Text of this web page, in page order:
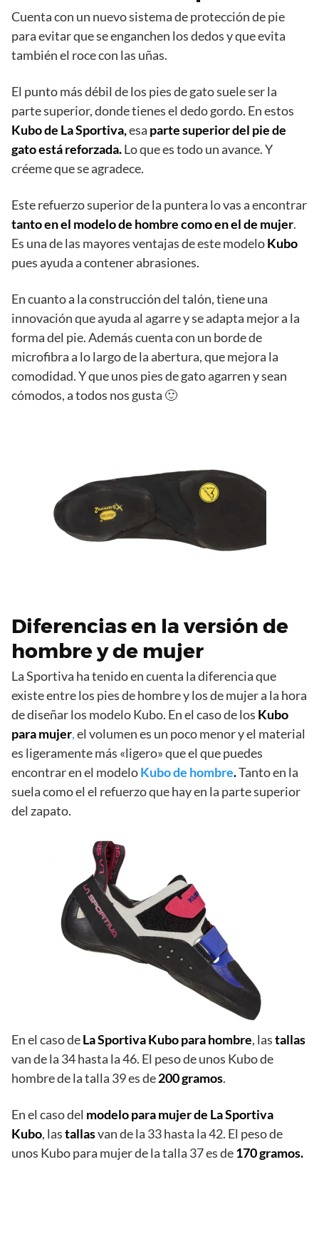
Cuenta con un nuevo sistema de protección de pie
para evitar que se enganchen los dedos y que evita
también el roce con las uñas.
El punto más débil de los pies de gato suele ser la
parte superior, donde tienes el dedo gordo. En estos
Kubo de La Sportiva,esa parte superior del pie de
gato está reforzada.Lo que es todo un avance. Y
créeme que se agradece.
Este refuerzo superior de la puntera lo vas a encontrar
tanto en el modelo de hombre como en el de mujer.
Es una de las mayores ventajas de este modeloKubo
pues ayuda a contener abrasiones.
En cuanto a la construcción del talón, tiene una
innovación que ayuda al agarre y se adapta mejor a la
forma del pie. Además cuenta con un borde de
microfibra a lo largo de la abertura, que mejora la
comodidad. Y que unos pies de gato agarren y sean
cómodos, a todos nos gusta 🙂
Diferencias en la versión de
hombre y de mujer
La Sportiva ha tenido en cuenta la diferencia que
existe entre los pies de hombre y los de mujer a la hora
de diseñar los modelo Kubo. En el caso de los Kubo
para mujer,el volumen es un poco menor y el material
es ligeramente más «ligero» que el que puedes
encontrar en el modeloKubo de hombre.Tanto en la
suela como el el refuerzo que hay en la parte superior
del zapato.
En el caso deLa Sportiva Kubo para hombre, lastallas
van de la 34 hasta la 46. El peso de unos Kubo de
hombre de la talla 39 es de200 gramos.
En el caso del modelo para mujer de La Sportiva
Kubo, lastallasvan de la 33 hasta la 42. El peso de
unos Kubo para mujer de la talla 37 es de170 gramos.